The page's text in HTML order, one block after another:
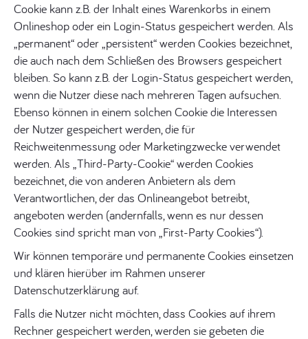
Cookie kann z.B. der Inhalt eines Warenkorbs in einem
Onlineshop oder ein Login-Status gespeichert werden. Als
„permanent“ oder „persistent“ werden Cookies bezeichnet,
die auch nach dem Schließen des Browsers gespeichert
bleiben. So kann z.B. der Login-Status gespeichert werden,
wenn die Nutzer diese nach mehreren Tagen aufsuchen.
Ebenso können in einem solchen Cookie die Interessen
der Nutzer gespeichert werden, die für
Reichweitenmessung oder Marketingzwecke verwendet
werden. Als „Third-Party-Cookie“ werden Cookies
bezeichnet, die von anderen Anbietern als dem
Verantwortlichen, der das Onlineangebot betreibt,
angeboten werden (andernfalls, wenn es nur dessen
Cookies sind spricht man von „First-Party Cookies“).
Wir können temporäre und permanente Cookies einsetzen
und klären hierüber im Rahmen unserer
Datenschutzerklärung auf.
Falls die Nutzer nicht möchten, dass Cookies auf ihrem
Rechner gespeichert werden, werden sie gebeten die